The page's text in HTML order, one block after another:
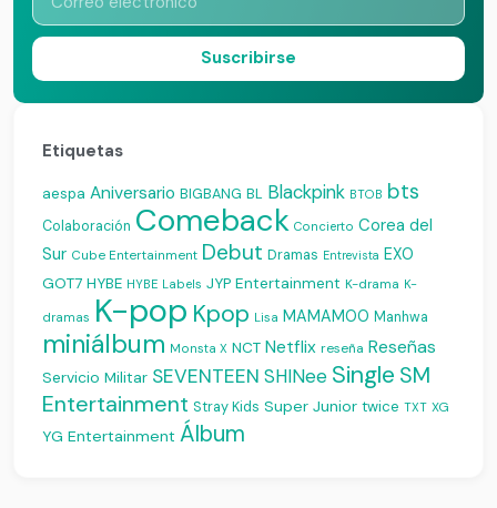
Suscribirse
Etiquetas
aespa Aniversario BIGBANG BL Blackpink BTOB bts
Colaboración Comeback Concierto Corea del
Sur Cube Entertainment Debut Dramas Entrevista EXO
GOT7 HYBE HYBE Labels JYP Entertainment K-drama K-
dramas K-pop Kpop Lisa MAMAMOO Manhwa
miniálbum Monsta X NCT Netflix reseña Reseñas
Servicio Militar SEVENTEEN SHINee Single SM
Entertainment Stray Kids Super Junior twice TXT XG
YG Entertainment Álbum